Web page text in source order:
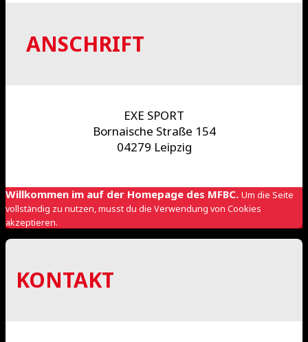
ANSCHRIFT
EXE SPORT
Bornaische Straße 154
04279 Leipzig
Willkommen im auf der Homepage des MFBC. Um die Seite
vollständig zu nutzen, musst du die Verwendung von Cookies
akzeptieren.
KONTAKT